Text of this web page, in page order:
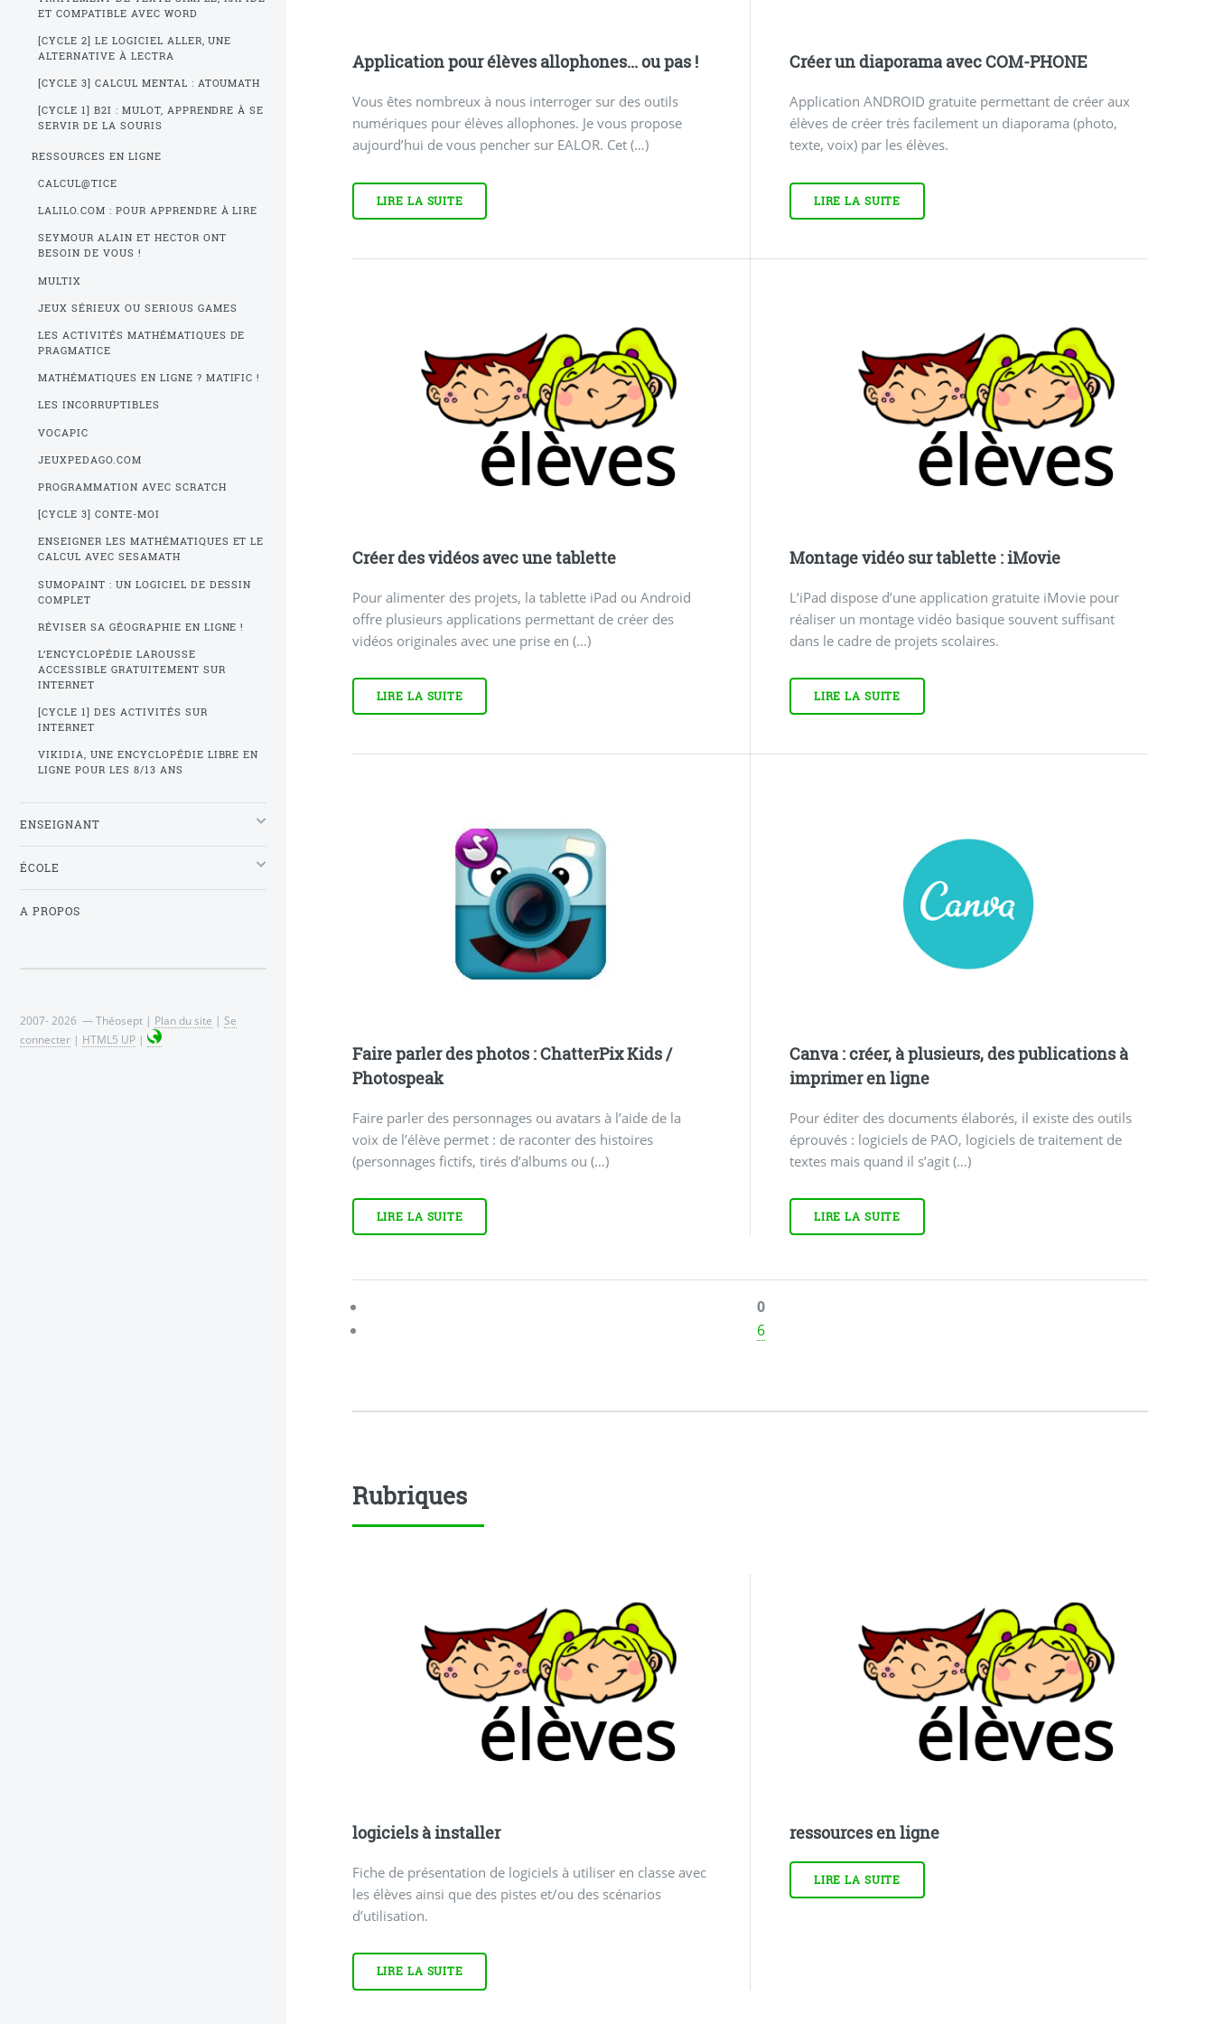
Application pour élèves allophones... ou pas !
Vous êtes nombreux à nous interroger sur des outils
numériques pour élèves allophones. Je vous propose
aujourd’hui de vous pencher sur EALOR. Cet (…)
LIRE LA SUITE
Créer un diaporama avec COM-PHONE
Application ANDROID gratuite permettant de créer aux
élèves de créer très facilement un diaporama (photo,
texte, voix) par les élèves.
LIRE LA SUITE
Créer des vidéos avec une tablette
Pour alimenter des projets, la tablette iPad ou Android
offre plusieurs applications permettant de créer des
vidéos originales avec une prise en (…)
LIRE LA SUITE
Montage vidéo sur tablette : iMovie
L’iPad dispose d’une application gratuite iMovie pour
réaliser un montage vidéo basique souvent suffisant
dans le cadre de projets scolaires.
LIRE LA SUITE
Faire parler des photos : ChatterPix Kids /
Photospeak
Faire parler des personnages ou avatars à l’aide de la
voix de l’élève permet : de raconter des histoires
(personnages fictifs, tirés d’albums ou (…)
LIRE LA SUITE
Canva : créer, à plusieurs, des publications à
imprimer en ligne
Pour éditer des documents élaborés, il existe des outils
éprouvés : logiciels de PAO, logiciels de traitement de
textes mais quand il s’agit (…)
LIRE LA SUITE
0
6
Rubriques
logiciels à installer
Fiche de présentation de logiciels à utiliser en classe avec
les élèves ainsi que des pistes et/ou des scénarios
d’utilisation.
LIRE LA SUITE
ressources en ligne
LIRE LA SUITE
ET COMPATIBLE AVEC WORD
[CYCLE 2] LE LOGICIEL ALLER, UNE
ALTERNATIVE À LECTRA
[CYCLE 3] CALCUL MENTAL : ATOUMATH
[CYCLE 1] B2I : MULOT, APPRENDRE À SE
SERVIR DE LA SOURIS
RESSOURCES EN LIGNE
CALCUL@TICE
LALILO.COM : POUR APPRENDRE À LIRE
SEYMOUR ALAIN ET HECTOR ONT
BESOIN DE VOUS !
MULTIX
JEUX SÉRIEUX OU SERIOUS GAMES
LES ACTIVITÉS MATHÉMATIQUES DE
PRAGMATICE
MATHÉMATIQUES EN LIGNE ? MATIFIC !
LES INCORRUPTIBLES
VOCAPIC
JEUXPEDAGO.COM
PROGRAMMATION AVEC SCRATCH
[CYCLE 3] CONTE-MOI
ENSEIGNER LES MATHÉMATIQUES ET LE
CALCUL AVEC SESAMATH
SUMOPAINT : UN LOGICIEL DE DESSIN
COMPLET
RÉVISER SA GÉOGRAPHIE EN LIGNE !
L’ENCYCLOPÉDIE LAROUSSE
ACCESSIBLE GRATUITEMENT SUR
INTERNET
[CYCLE 1] DES ACTIVITÉS SUR
INTERNET
VIKIDIA, UNE ENCYCLOPÉDIE LIBRE EN
LIGNE POUR LES 8/13 ANS
ENSEIGNANT
ÉCOLE
A PROPOS
2007- 2026 — Théosept | Plan du site | Se
connecter | HTML5 UP |